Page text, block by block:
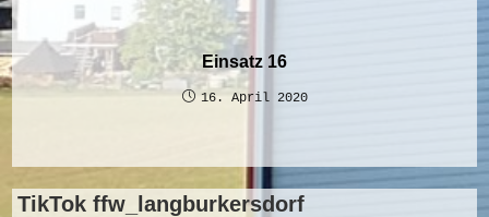
Einsatz 16
16. April 2020
TikTok ffw_langburkersdorf